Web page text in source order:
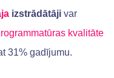
izstrādātāji var
kvalitāte
31% gadījumu.